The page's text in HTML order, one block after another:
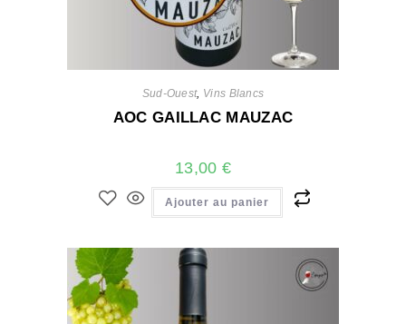
Sud-Ouest, Vins Blancs
AOC GAILLAC MAUZAC
13,00 €
Ajouter au panier